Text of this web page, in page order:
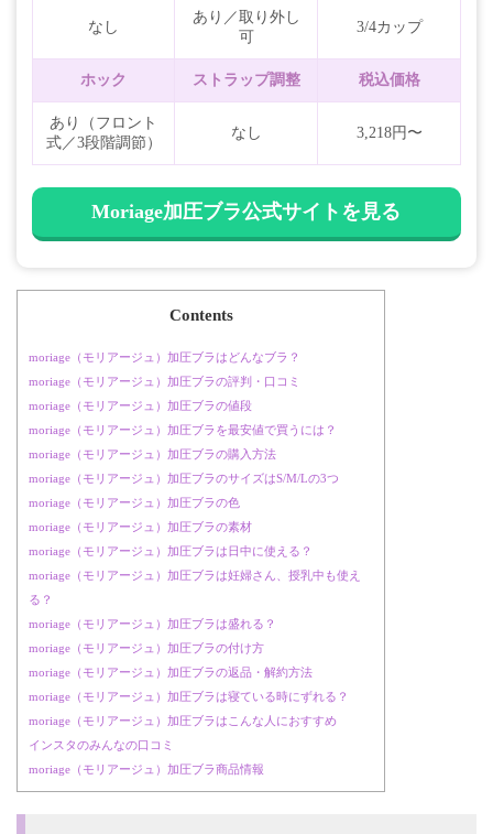
なし
あり／取り外し
可
3/4カップ
ホック ストラップ調整 税込価格
あり（フロント
式／3段階調節）
なし 3,218円〜
Moriage加圧ブラ公式サイトを見る
Contents
moriage（モリアージュ）加圧ブラはどんなブラ？
moriage（モリアージュ）加圧ブラの評判・口コミ
moriage（モリアージュ）加圧ブラの値段
moriage（モリアージュ）加圧ブラを最安値で買うには？
moriage（モリアージュ）加圧ブラの購入方法
moriage（モリアージュ）加圧ブラのサイズはS/M/Lの3つ
moriage（モリアージュ）加圧ブラの色
moriage（モリアージュ）加圧ブラの素材
moriage（モリアージュ）加圧ブラは日中に使える？
moriage（モリアージュ）加圧ブラは妊婦さん、授乳中も使え
る？
moriage（モリアージュ）加圧ブラは盛れる？
moriage（モリアージュ）加圧ブラの付け方
moriage（モリアージュ）加圧ブラの返品・解約方法
moriage（モリアージュ）加圧ブラは寝ている時にずれる？
moriage（モリアージュ）加圧ブラはこんな人におすすめ
インスタのみんなの口コミ
moriage（モリアージュ）加圧ブラ商品情報